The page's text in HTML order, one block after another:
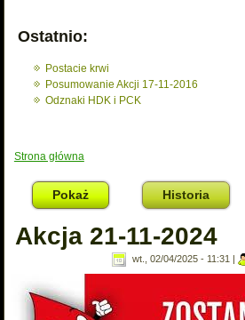
Ostatnio:
Postacie krwi
Posumowanie Akcji 17-11-2016
Odznaki HDK i PCK
Jesteś tutaj
Strona główna
Pokaż(aktywna karta)Historia
Akcja 21-11-2024
wt., 02/04/2025 - 11:31 |